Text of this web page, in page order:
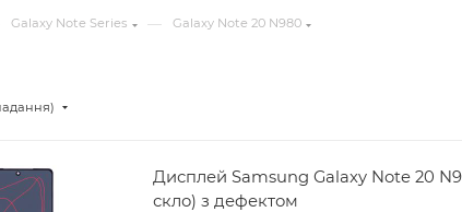
Galaxy Note Series — Galaxy Note 20 N980
Дисплей Samsung Galaxy Note 20
скло) з дефектом